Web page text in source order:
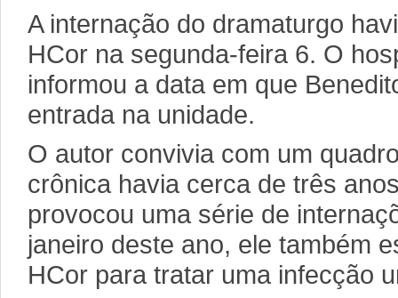
A internação do dramaturgo
HCor na segunda-feira 6. O
informou a data em que
entrada na unidade.
O autor convivia com um
crônica havia cerca de três
provocou uma série de
janeiro deste ano, ele também
HCor para tratar uma infecção